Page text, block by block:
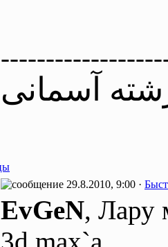
آسمانی
29.8.2010, 9:00 ·
EvGeN, Лару